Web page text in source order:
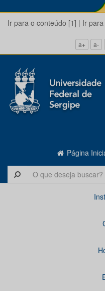
Ir para o conteúdo [1] | Ir
a+ a-
Página